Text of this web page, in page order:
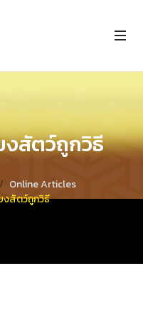
งสัตว์ถูกวิธี
Online Articles
งสัตว์ถูกวิธี